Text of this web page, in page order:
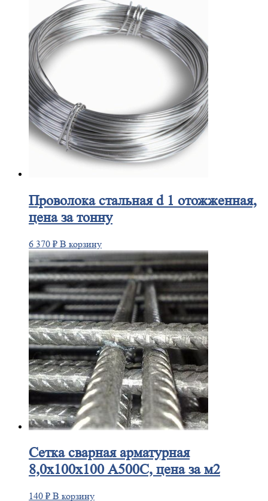
Проволокастальная d 1 отожженная,
цена за тонну
6 370 ₽ В корзину
Сеткасварная арматурная
8,0х100х100 А500С, цена за м2
140 ₽ В корзину